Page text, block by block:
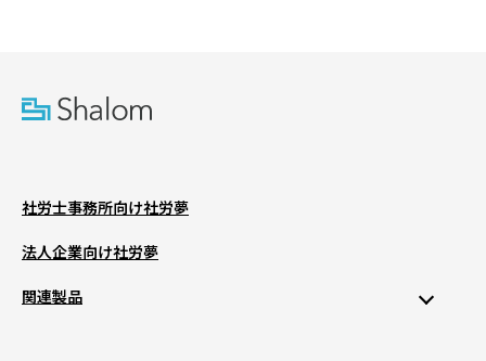
社労士事務所向け社労夢
法人企業向け社労夢
関連製品